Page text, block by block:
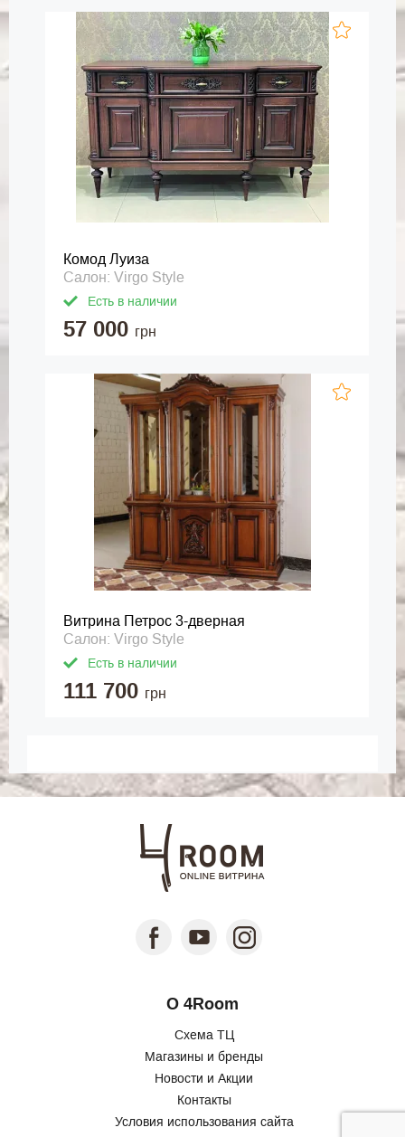
Комод Луиза
Салон: Virgo Style
Есть в наличии
57 000 грн
Витрина Петрос 3-дверная
Салон: Virgo Style
Есть в наличии
111 700 грн
О 4Room
Схема ТЦ
Магазины и бренды
Новости и Акции
Контакты
Условия использования сайта